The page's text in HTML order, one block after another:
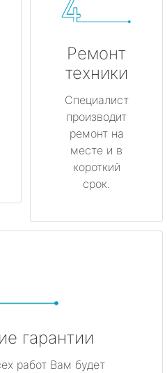
Ремонт
техники
Специалист
производит
ремонт на
месте и в
короткий
срок.
гарантии
работ Вам будет